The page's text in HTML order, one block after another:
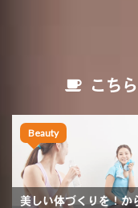
こち
美しい体づくりを！か
Beauty